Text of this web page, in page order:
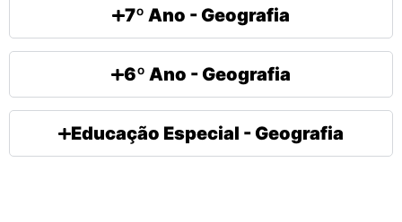
7º Ano - Geografia
6º Ano - Geografia
Educação Especial - Geografia